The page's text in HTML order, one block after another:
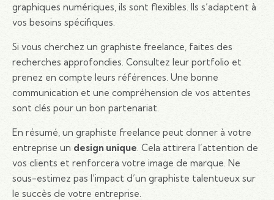
graphiques numériques, ils sont flexibles. Ils s’adaptent à
vos besoins spécifiques.
Si vous cherchez un graphiste freelance, faites des
recherches approfondies. Consultez leur portfolio et
prenez en compte leurs références. Une bonne
communication et une compréhension de vos attentes
sont clés pour un bon partenariat.
En résumé, un graphiste freelance peut donner à votre
entreprise un design unique . Cela attirera l’attention de
vos clients et renforcera votre image de marque. Ne
sous-estimez pas l’impact d’un graphiste talentueux sur
le succès de votre entreprise.